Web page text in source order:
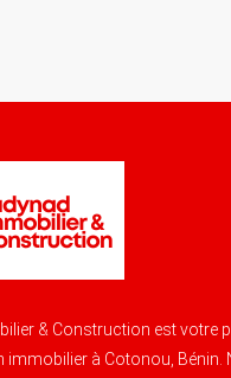
& Construction est votre
immobilier à Cotonou, Bénin.